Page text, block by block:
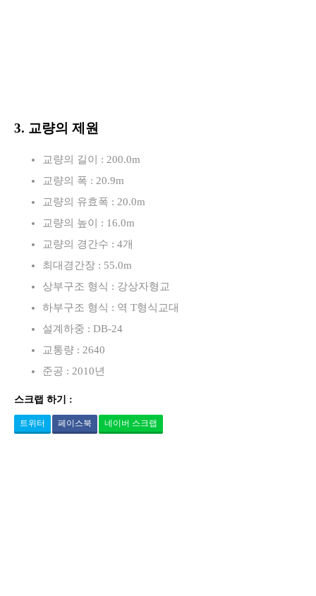
3. 교량의 제원
교량의 길이 : 200.0m
교량의 폭 : 20.9m
교량의 유효폭 : 20.0m
교량의 높이 : 16.0m
교량의 경간수 : 4개
최대경간장 : 55.0m
상부구조 형식 : 강상자형교
하부구조 형식 : 역 T형식교대
설계하중 : DB-24
교통량 : 2640
준공 : 2010년
스크랩 하기 :
트위터 페이스북 네이버 스크랩